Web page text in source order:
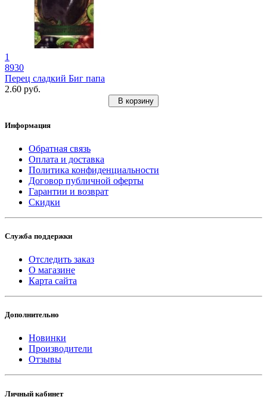
1
8930
Перец сладкий Биг папа
2.60 руб.
В корзину
Информация
Обратная связь
Оплата и доставка
Политика конфиденциальности
Договор публичной оферты
Гарантии и возврат
Скидки
Служба поддержки
Отследить заказ
О магазине
Карта сайта
Дополнительно
Новинки
Производители
Отзывы
Личный кабинет